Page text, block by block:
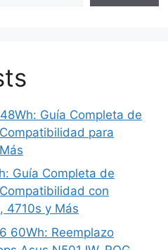
Guía Completa de
para
Guía Completa de
con
4710s y Más
60Wh: Reemplazo